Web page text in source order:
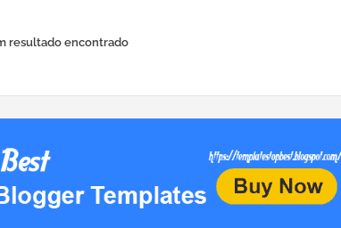
resultado encontrado